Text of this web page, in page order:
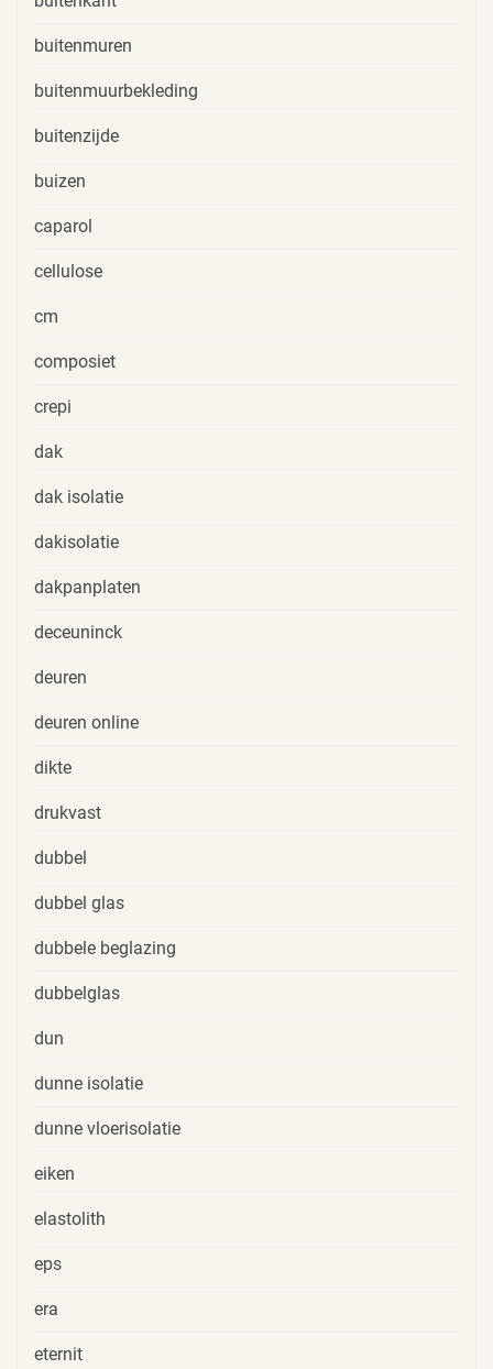
buitenmuren
buitenmuurbekleding
buitenzijde
buizen
caparol
cellulose
cm
composiet
crepi
dak
dak isolatie
dakisolatie
dakpanplaten
deceuninck
deuren
deuren online
dikte
drukvast
dubbel
dubbel glas
dubbele beglazing
dubbelglas
dun
dunne isolatie
dunne vloerisolatie
eiken
elastolith
eps
era
eternit